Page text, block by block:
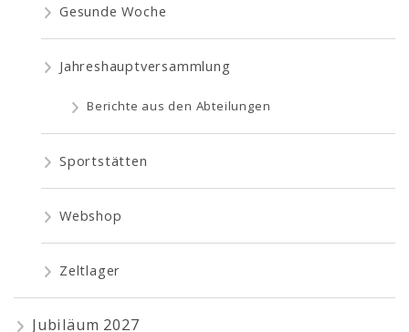
Gesunde Woche
Jahreshauptversammlung
Berichte aus den Abteilungen
Sportstätten
Webshop
Zeltlager
Jubiläum 2027